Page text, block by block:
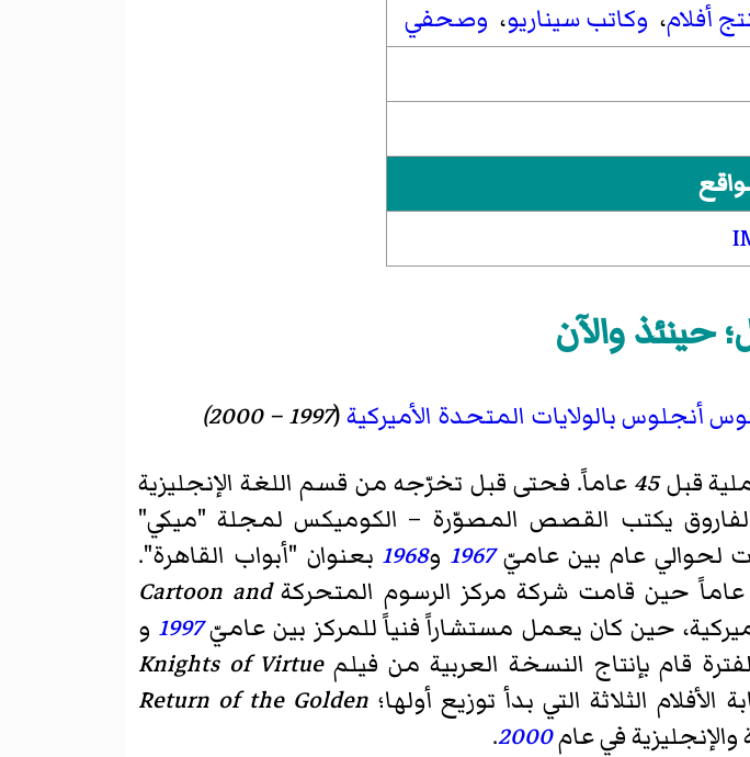
أفلام، وكاتب سيناريو، وصحفي
حينئذ والآن
أنجلوسبالولايات المتحدة الأميركية(
1997 – 2000)
قبل45 عاماً. فحتى قبل تخرّجه من قسم اللغة الإنجليزية
يكتب القصص المصوّرة – الكوميكس لمجلة "ميكي"
لحوالي عام بين عاميّ1967 و1968 بعنوان "أبواب القاهرة".
حين قامت شركة مركز الرسوم المتحركةCartoon and
حين كان يعمل مستشاراً فنياً للمركز بين عاميّ1997 و
قام بإنتاج النسخة العربية من فيلمKnights of Virtue
الثلاثة التي بدأ توزيع أولها؛Return of the Golden
في عام2000
.